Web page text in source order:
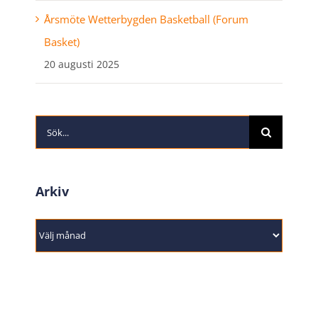
Årsmöte Wetterbygden Basketball (Forum
Basket)
20 augusti 2025
Sök
efter:
Arkiv
Arkiv